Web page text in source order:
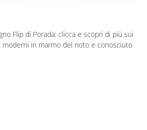
Flip di Porada: clicca e scopri di più sui
moderni in marmo del noto e conosciuto